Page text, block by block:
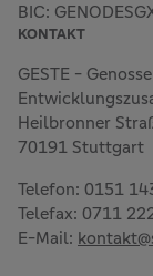
BIC:
KONTAKT
GESTE -
Heilbronner
70191 Stuttgart
Telefon: 0151
Telefax: 0711
E-Mail: